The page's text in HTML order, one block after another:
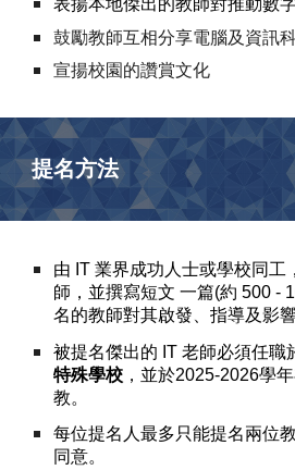
表揚本地傑出的教師對推動數
鼓勵教師互相分享電腦及資訊
宣揚校園的讚賞文化
提名方法
由 IT 業界成功人士或學校同工
師，並撰寫短文 一篇(約 500 -
名的教師對其啟發、指導及影響
被提名傑出的 IT 老師必須任職
特殊學校 ，並於2025-2026學
教。
每位提名人最多只能提名兩位
同意。